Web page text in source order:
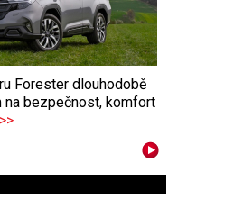
Forester dlouhodobě
na bezpečnost, komfort
>>